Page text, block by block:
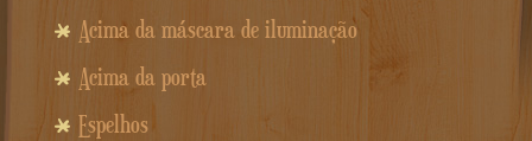
Acima da máscara de iluminação
Acima da porta
Espelhos